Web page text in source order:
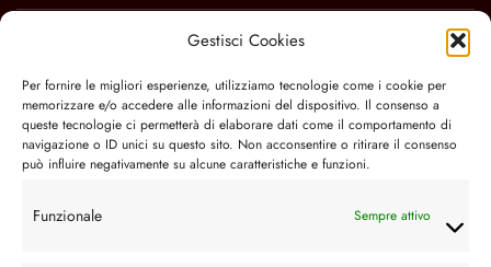
Gestisci Cookies
Per fornire le migliori esperienze, utilizziamo tecnologie come i cookie per
memorizzare e/o accedere alle informazioni del dispositivo. Il consenso a
queste tecnologie ci permetterà di elaborare dati come il comportamento di
navigazione o ID unici su questo sito. Non acconsentire o ritirare il consenso
può influire negativamente su alcune caratteristiche e funzioni.
Funzionale Sempre attivo
Contatti e info
Spettacoli
Programmazione